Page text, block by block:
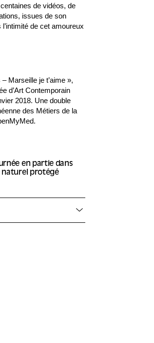
de vidéos, de
issues de son
de cet amoureux
Marseille je t’aime »,
d’Art Contemporain
2018. Une double
des Métiers de la
en partie dans
naturel protégé